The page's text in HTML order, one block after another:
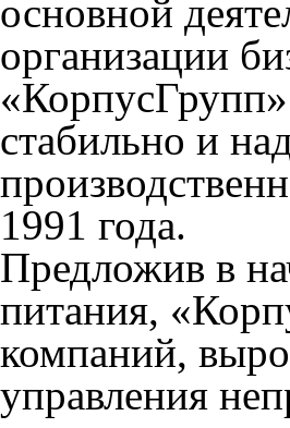
основной
организации
стабильно и
1991 года.
Предложив в
питания,
компаний,
управления